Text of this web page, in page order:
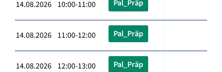
14.08.2026 10:00-11:00 Pal_Präp
14.08.2026 11:00-12:00 Pal_Präp
14.08.2026 12:00-13:00 Pal_Präp